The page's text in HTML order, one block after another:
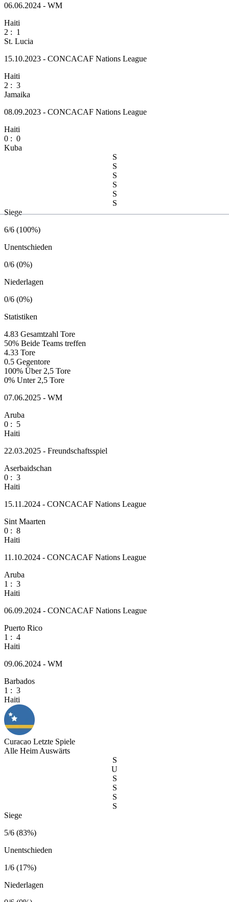
06.06.2024 - WM
Haiti
2 : 1
St. Lucia
15.10.2023 - CONCACAF Nations League
Haiti
2 : 3
Jamaika
08.09.2023 - CONCACAF Nations League
Haiti
0 : 0
Kuba
S
S
S
S
S
S
Siege
6/6 (100%)
Unentschieden
0/6 (0%)
Niederlagen
0/6 (0%)
Statistiken
4.83 Gesamtzahl Tore
50% Beide Teams treffen
4.33 Tore
0.5 Gegentore
100% Über 2,5 Tore
0% Unter 2,5 Tore
07.06.2025 - WM
Aruba
0 : 5
Haiti
22.03.2025 - Freundschaftsspiel
Aserbaidschan
0 : 3
Haiti
15.11.2024 - CONCACAF Nations League
Sint Maarten
0 : 8
Haiti
11.10.2024 - CONCACAF Nations League
Aruba
1 : 3
Haiti
06.09.2024 - CONCACAF Nations League
Puerto Rico
1 : 4
Haiti
09.06.2024 - WM
Barbados
1 : 3
Haiti
Curacao Letzte Spiele
Alle Heim Auswärts
S
U
S
S
S
S
Siege
5/6 (83%)
Unentschieden
1/6 (17%)
Niederlagen